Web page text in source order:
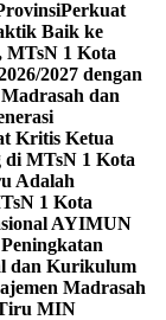
Perkuat
Baik ke
MTsN 1 Kota
2027 dengan
dan
Kritis Ketua
di MTsN 1 Kota
Adalah
1 Kota
AYIMUN
dan Kurikulum
Madrasah
MIN